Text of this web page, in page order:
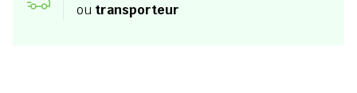
ou transporteur